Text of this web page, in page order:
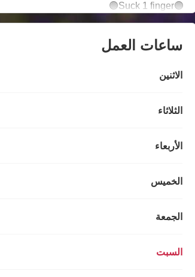
🟣Suck 1 finger🟣
ساعات العمل
الاثنين
الثلاثاء
الأربعاء
الخميس
الجمعة
السبت